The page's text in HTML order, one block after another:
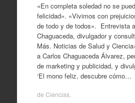
«En completa soledad no se
felicidad». «Vivimos con
de todo y de todos». Entrevista
Chaguaceda, divulgador y
Más. Noticias de Salud y
a Carlos Chaguaceda Álvarez,
de marketing y publicidad, y
‘El mono feliz, descubre cómo…
de Ciencias.